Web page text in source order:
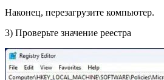
Наконец, перезагрузите компьютер.
3) Проверьте значение реестра